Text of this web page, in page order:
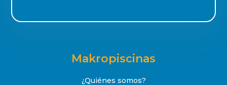
Makropiscinas
¿Quiénes somos?